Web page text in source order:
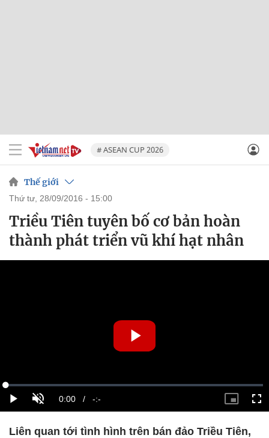
# ASEAN CUP 2026
Thế giới
thứ tư, 28/09/2016 - 15:00
Triều Tiên tuyên bố cơ bản hoàn
thành phát triển vũ khí hạt nhân
Liên quan tới tình hình trên bán đảo Triều Tiên,